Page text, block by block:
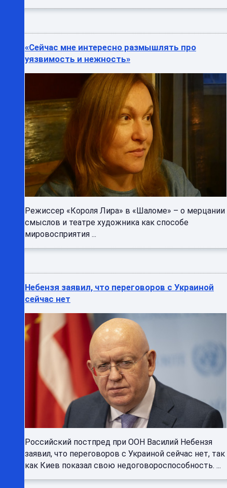
«Сейчас мне интересно размышлять про
уязвимость и нежность»
Режиссер «Короля Лира» в «Шаломе» – о мерцании
смыслов и театре художника как способе
мировосприятия ...
Небензя заявил, что переговоров с Украиной
сейчас нет
Российский постпред при ООН Василий Небензя
заявил, что переговоров с Украиной сейчас нет, так
как Киев показал свою недоговороспособность. ...